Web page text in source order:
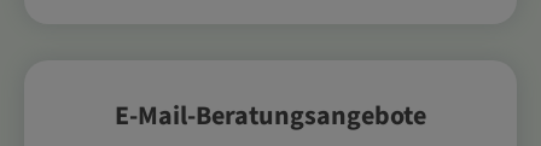
E-Mail-Beratungsangebote